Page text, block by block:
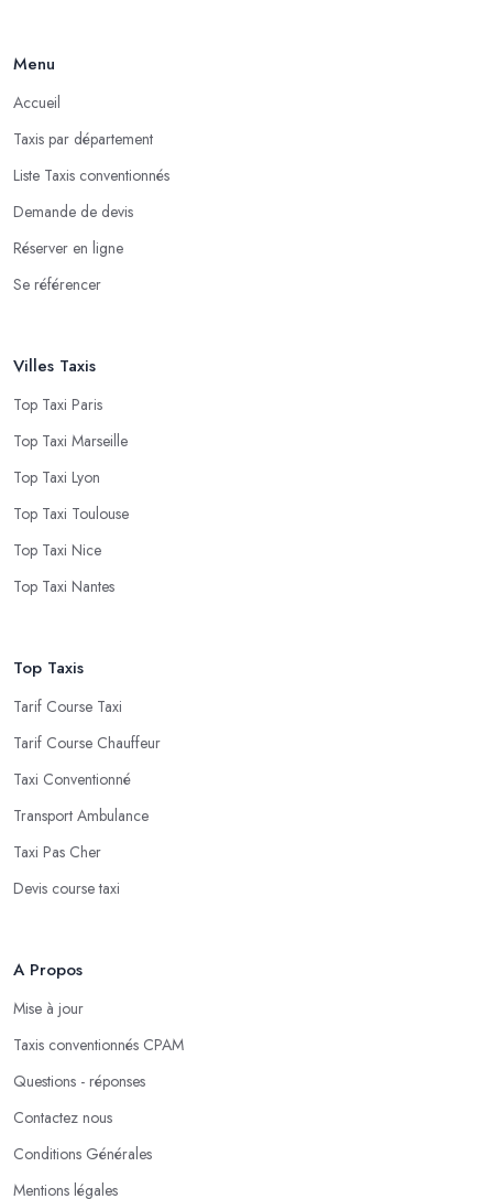
Menu
Accueil
Taxis par département
Liste Taxis conventionnés
Demande de devis
Réserver en ligne
Se référencer
Villes Taxis
Top Taxi Paris
Top Taxi Marseille
Top Taxi Lyon
Top Taxi Toulouse
Top Taxi Nice
Top Taxi Nantes
Top Taxis
Tarif Course Taxi
Tarif Course Chauffeur
Taxi Conventionné
Transport Ambulance
Taxi Pas Cher
Devis course taxi
A Propos
Mise à jour
Taxis conventionnés CPAM
Questions - réponses
Contactez nous
Conditions Générales
Mentions légales